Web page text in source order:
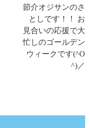
節介オジサンのさ
としです！！ お
見合いの応援で大
忙しのゴールデン
ウィークです(^O
^)／